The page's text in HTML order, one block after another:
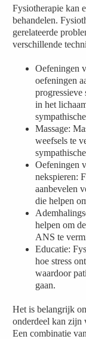
Fysiotherapie kan
behandelen.
gerelateerde
verschillende
Oefeningen
oefeningen
progressieve
in het
Massage:
weefsels te
Oefeningen
nekspieren:
aanbevelen
die helpen
helpen om
ANS te
Educatie:
hoe stress
waardoor
gaan.
Het is belangrijk
onderdeel kan zijn
Een combinatie